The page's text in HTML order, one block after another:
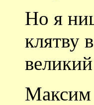
Но я
клятву
Максим